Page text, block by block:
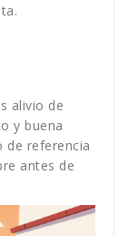
alivio de
y buena
de referencia
antes de